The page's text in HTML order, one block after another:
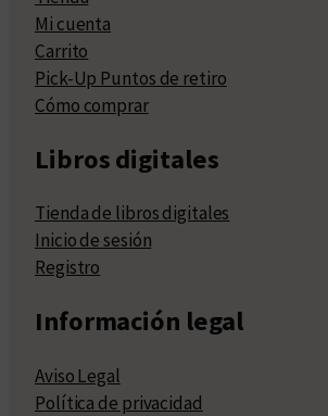
Mi cuenta
Carrito
Pick-Up Puntos de retiro
Cómo comprar
Libros digitales
Tienda de libros digitales
Inicio de sesión
Registro
Información legal
Aviso Legal
Política de privacidad